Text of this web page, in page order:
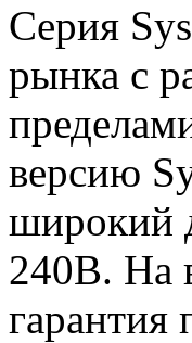
Серия
рынка с
версию
широкий
240В. На
гарантия